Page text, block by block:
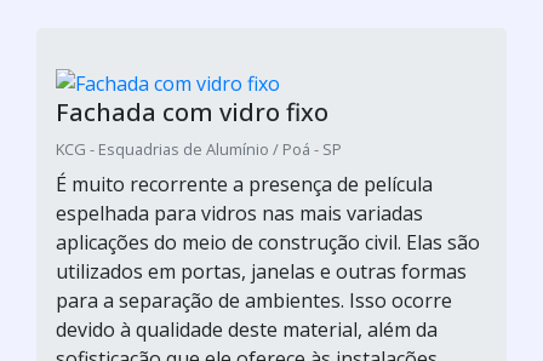
Fachada com vidro fixo
KCG - Esquadrias de Alumínio / Poá - SP
É muito recorrente a presença de película
espelhada para vidros nas mais variadas
aplicações do meio de construção civil. Elas são
utilizados em portas, janelas e outras formas
para a separação de ambientes. Isso ocorre
devido à qualidade deste material, além da